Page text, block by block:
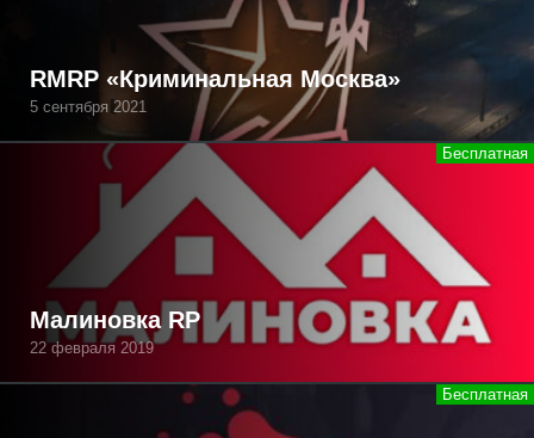
RMRP «Криминальная Москва»
5 сентября 2021
Малиновка RP
22 февраля 2019